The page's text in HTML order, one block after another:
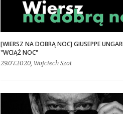
[WIERSZ NA DOBRĄ NOC] GIUSEPPE
"WCIĄŻ NOC"
29.07.2020, Wojciech Szot